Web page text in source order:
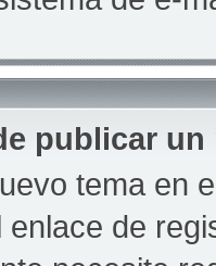
publicar
tema en
enlace de